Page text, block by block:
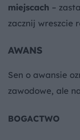
miejscach –
zacznij wreszcie
AWANS
Sen o awansie
zawodowe, ale
BOGACTWO